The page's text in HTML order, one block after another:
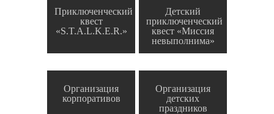
Приключенческий
квест
«S.T.A.L.K.E.R.»
Детский
приключенческий
квест «Миссия
невыполнима»
Организация
корпоративов
Организация
детских
праздников